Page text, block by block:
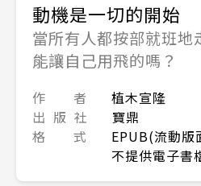
動機是一切的開始
當所有人都按部就班地
能讓自己用飛的嗎？
作 者
植木宣隆
出 版 社
寶鼎
格 式
EPUB(流動版
不提供電子書